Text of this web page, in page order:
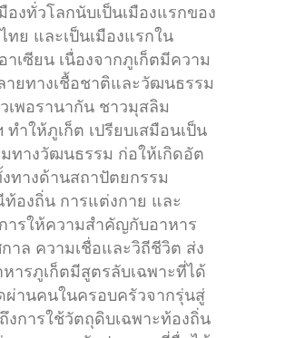
องทั่วโลกนับเป็นเมืองแรกของ
ทย และเป็นเมืองแรกใน
เซียน เนื่องจากภูเก็ตมีความ
ายทางเชื้อชาติและวัฒนธรรม
เพอรานากัน ชาวมุสลิม
ทำให้ภูเก็ต เปรียบเสมือนเป็น
ทางวัฒนธรรม ก่อให้เกิดอัต
ทางด้านสถาปัตยกรรม
องถิ่น การแต่งกาย และ
ารให้ความสำคัญกับอาหาร
าล ความเชื่อและวิถีชีวิต ส่ง
ารภูเก็ตมีสูตรลับเฉพาะที่ได้
ผ่านคนในครอบครัวจากรุ่นสู่
งการใช้วัตถุดิบเฉพาะท้องถิ่น